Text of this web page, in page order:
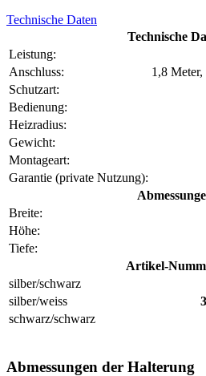
Technische Daten
Technische
Leistung:
Anschluss:
1,8
Schutzart:
Bedienung:
Heizradius:
Gewicht:
Montageart:
Garantie (private Nutzung):
Breite:
Höhe:
Tiefe:
Artikel-
silber/schwarz
silber/weiss
schwarz/schwarz
Abmessungen der Halterung